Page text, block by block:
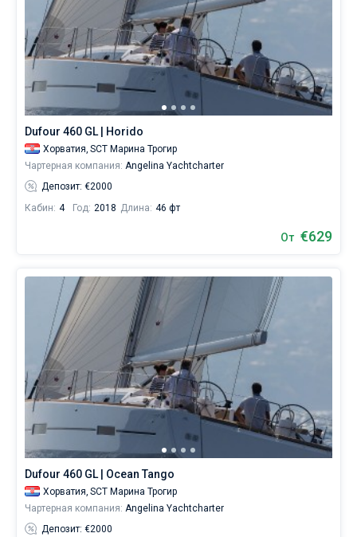
Dufour 460 GL | Horido
Хорватия, SCT Марина Трогир
Чартерная компания: Angelina Yachtcharter
Депозит: €2000
Кабин: 4 Год: 2018 Длина: 46 фт
От €629
Dufour 460 GL | Ocean Tango
Хорватия, SCT Марина Трогир
Чартерная компания: Angelina Yachtcharter
Депозит: €2000